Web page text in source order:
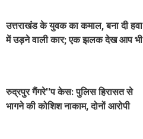
उत्तराखंड के युवक का कमाल, बना दी हवा
में उड़ने वाली कार; एक झलक देख आप भी
रुद्रपुर गैंगरे''प केस: पुलिस हिरासत से
भागने की कोशिश नाकाम, दोनों आरोपी